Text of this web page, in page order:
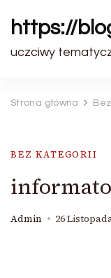
https://
uczciwy
Strona główna
BEZ KATEGORII
Admin 26